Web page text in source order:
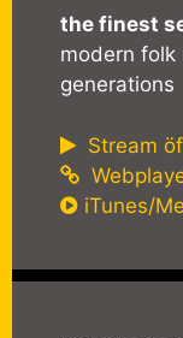
the finest
modern folk
generations
Stream
iTunes/